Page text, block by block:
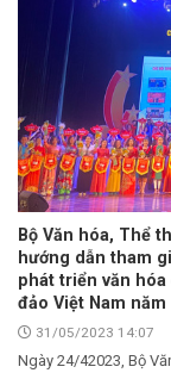
Bộ Văn hóa, Thể
hướng dẫn tham
phát triển văn
đảo Việt Nam năm
31/05/2023 14:07
Ngày 24/42023, Bộ